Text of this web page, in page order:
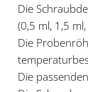
Die
(0,5 ml, 1,5
Die
Die